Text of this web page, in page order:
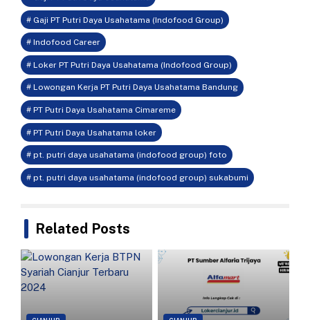
# Gaji PT Putri Daya Usahatama (Indofood Group)
# Indofood Career
# Loker PT Putri Daya Usahatama (Indofood Group)
# Lowongan Kerja PT Putri Daya Usahatama Bandung
# PT Putri Daya Usahatama Cimareme
# PT Putri Daya Usahatama loker
# pt. putri daya usahatama (indofood group) foto
# pt. putri daya usahatama (indofood group) sukabumi
Related Posts